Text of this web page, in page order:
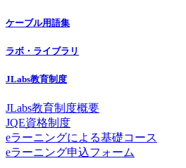
ケーブル用語集
ラボ・ライブラリ
JLabs教育制度
JLabs教育制度概要
JQE資格制度
eラーニングによる基礎コース
eラーニング申込フォーム